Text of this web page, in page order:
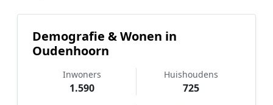
Demografie & Wonen in
Oudenhoorn
Inwoners
1.590
Huishoudens
725